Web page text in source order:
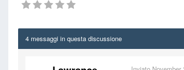
4 messaggi in questa discussione